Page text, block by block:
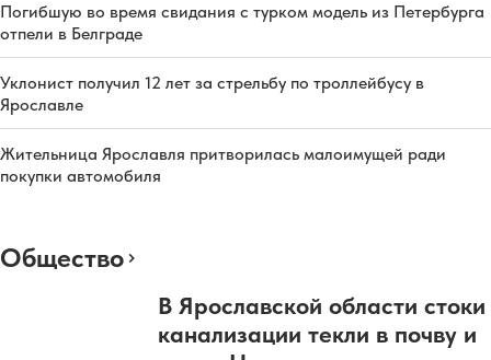
Погибшую во время свидания с турком модель из Петербурга
отпели в Белграде
Уклонист получил 12 лет за стрельбу по троллейбусу в
Ярославле
Жительница Ярославля притворилась малоимущей ради
покупки автомобиля
Общество
В Ярославской области стоки
канализации текли в почву и